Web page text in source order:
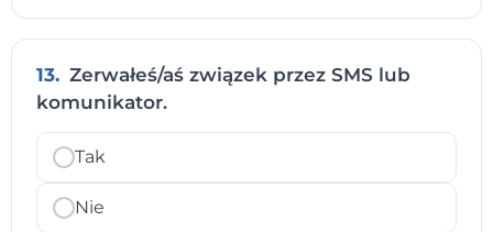
13. Zerwałeś/aś związek przez SMS lub
komunikator.
Tak
Nie